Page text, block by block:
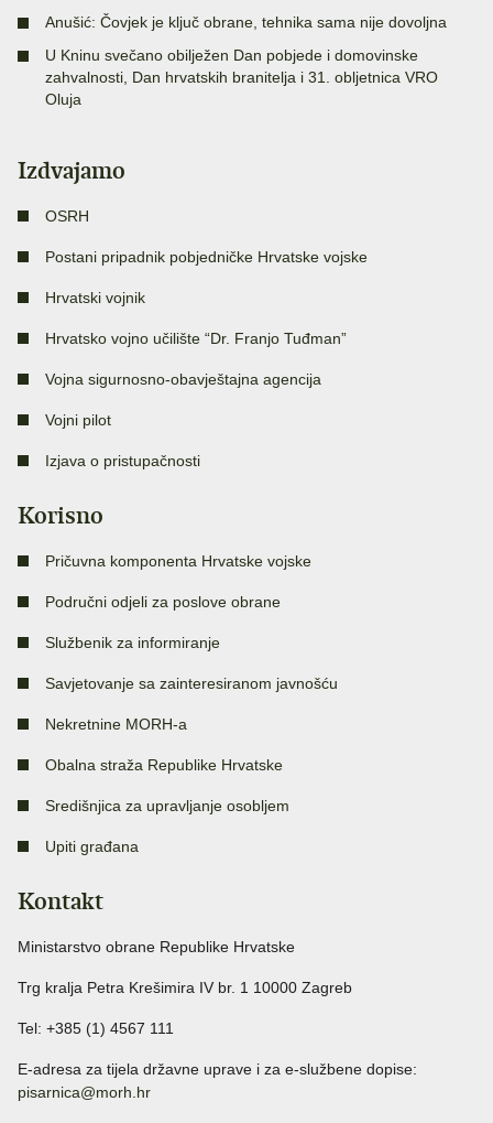
Anušić: Čovjek je ključ obrane, tehnika sama nije dovoljna
U Kninu svečano obilježen Dan pobjede i domovinske
zahvalnosti, Dan hrvatskih branitelja i 31. obljetnica VRO
Oluja
Izdvajamo
OSRH
Postani pripadnik pobjedničke Hrvatske vojske
Hrvatski vojnik
Hrvatsko vojno učilište “Dr. Franjo Tuđman”
Vojna sigurnosno-obavještajna agencija
Vojni pilot
Izjava o pristupačnosti
Korisno
Pričuvna komponenta Hrvatske vojske
Područni odjeli za poslove obrane
Službenik za informiranje
Savjetovanje sa zainteresiranom javnošću
Nekretnine MORH-a
Obalna straža Republike Hrvatske
Središnjica za upravljanje osobljem
Upiti građana
Kontakt
Ministarstvo obrane Republike Hrvatske
Trg kralja Petra Krešimira IV br. 1 10000 Zagreb
Tel: +385 (1) 4567 111
E-adresa za tijela državne uprave i za e-službene dopise:
pisarnica@morh.hr